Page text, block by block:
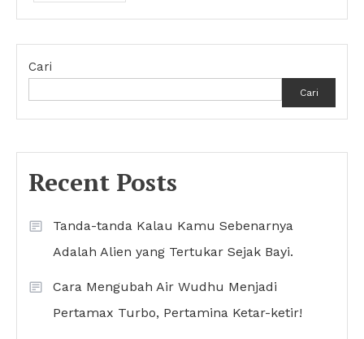
Cari
Cari
Recent Posts
Tanda-tanda Kalau Kamu Sebenarnya
Adalah Alien yang Tertukar Sejak Bayi.
Cara Mengubah Air Wudhu Menjadi
Pertamax Turbo, Pertamina Ketar-ketir!